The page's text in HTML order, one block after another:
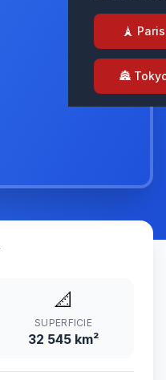
🗼 Paris
🏯
📐
SUPERFICIE
32 545 km²